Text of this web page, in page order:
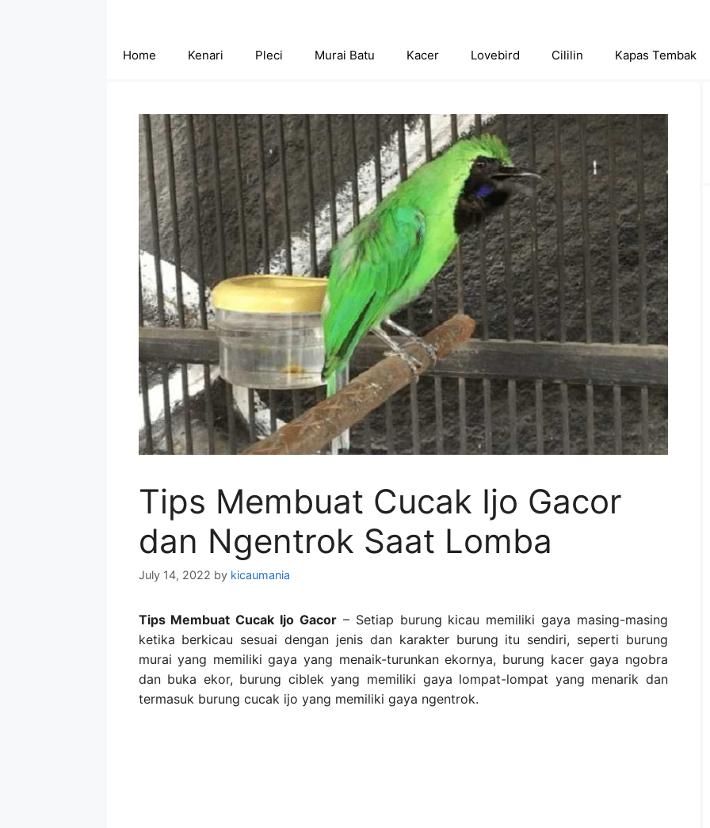
Home Kenari Pleci Murai Batu Kacer Lovebird Cililin Kapas Tembak
Tips Membuat Cucak Ijo Gacor
dan Ngentrok Saat Lomba
July 14, 2022 by kicaumania
Tips Membuat Cucak Ijo Gacor– Setiap burung kicau memiliki gaya masing-masing
ketika berkicau sesuai dengan jenis dan karakter burung itu sendiri, seperti burung
murai yang memiliki gaya yang menaik-turunkan ekornya, burung kacer gaya ngobra
dan buka ekor, burung ciblek yang memiliki gaya lompat-lompat yang menarik dan
termasuk burung cucak ijo yang memiliki gaya ngentrok.